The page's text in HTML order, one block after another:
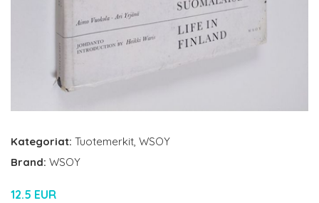
Kategoriat: Tuotemerkit, WSOY
Brand: WSOY
12.5 EUR